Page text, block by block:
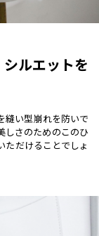
ルエットを
縫い型崩れを防いで
しさのためのこのひ
ただけることでしょ